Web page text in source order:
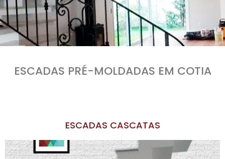
ESCADAS PRÉ-MOLDADAS EM COTIA
ESCADAS CASCATAS